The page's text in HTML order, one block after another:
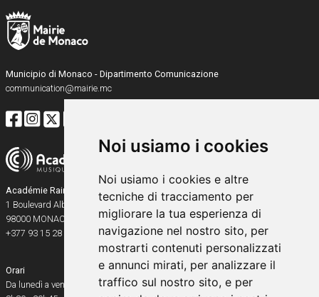
Noi usiamo i cookies
Noi usiamo i cookies e altre
tecniche di tracciamento per
migliorare la tua esperienza di
navigazione nel nostro sito, per
mostrarti contenuti personalizzati
e annunci mirati, per analizzare il
traffico sul nostro sito, e per
Municipio di Monaco - Dipartimento Comunicazione
communication@mairie.mc
Académie Rainier III
1 Boulevard Albert Ier
98000 MONACO
+377 93 15 28 91
Orari
Da lunedì a venerdì